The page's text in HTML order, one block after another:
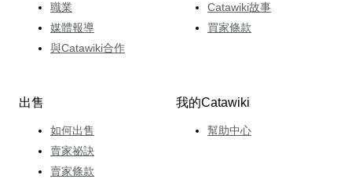
職業
媒體報導
與Catawiki合作
Catawiki故事
買家條款
出售
如何出售
賣家祕訣
賣家條款
我的Catawiki
幫助中心